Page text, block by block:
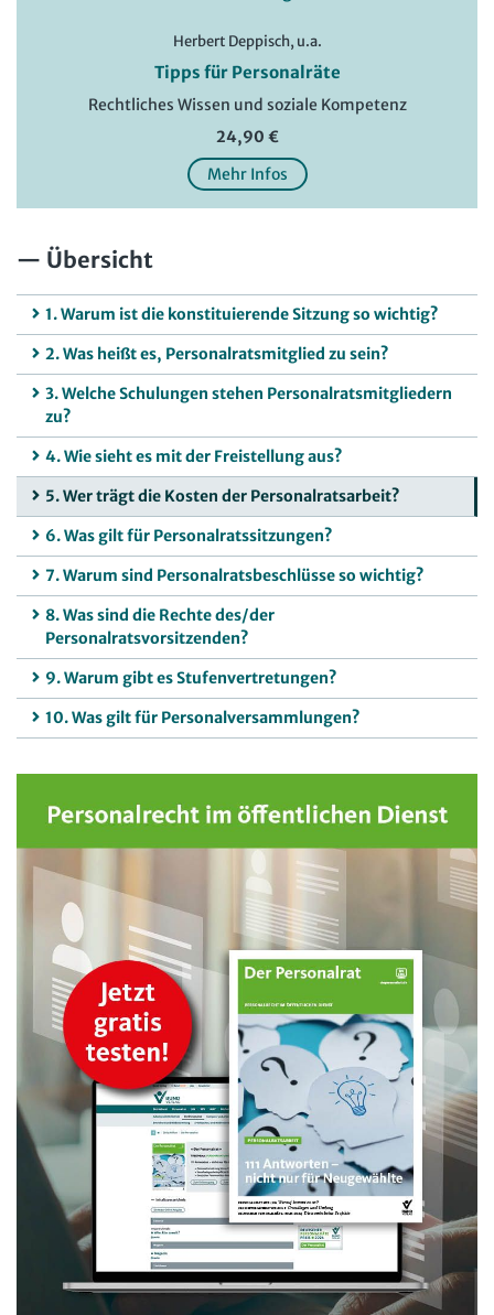
Herbert Deppisch, u.a.
Tipps für Personalräte
Rechtliches Wissen und soziale Kompetenz
24,90 €
Mehr Infos
Übersicht
1. Warum ist die konstituierende Sitzung so wichtig?
2. Was heißt es, Personalratsmitglied zu sein?
3. Welche Schulungen stehen Personalratsmitgliedern
zu?
4. Wie sieht es mit der Freistellung aus?
5. Wer trägt die Kosten der Personalratsarbeit?
6. Was gilt für Personalratssitzungen?
7. Warum sind Personalratsbeschlüsse so wichtig?
8. Was sind die Rechte des/der
Personalratsvorsitzenden?
9. Warum gibt es Stufenvertretungen?
10. Was gilt für Personalversammlungen?